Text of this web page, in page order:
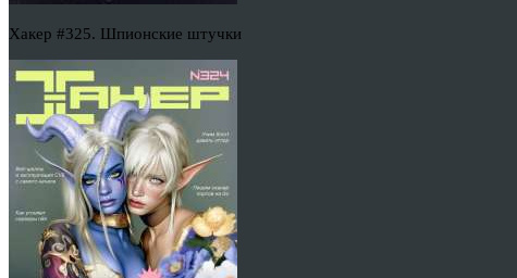
Хакер #325. Шпионские штучки